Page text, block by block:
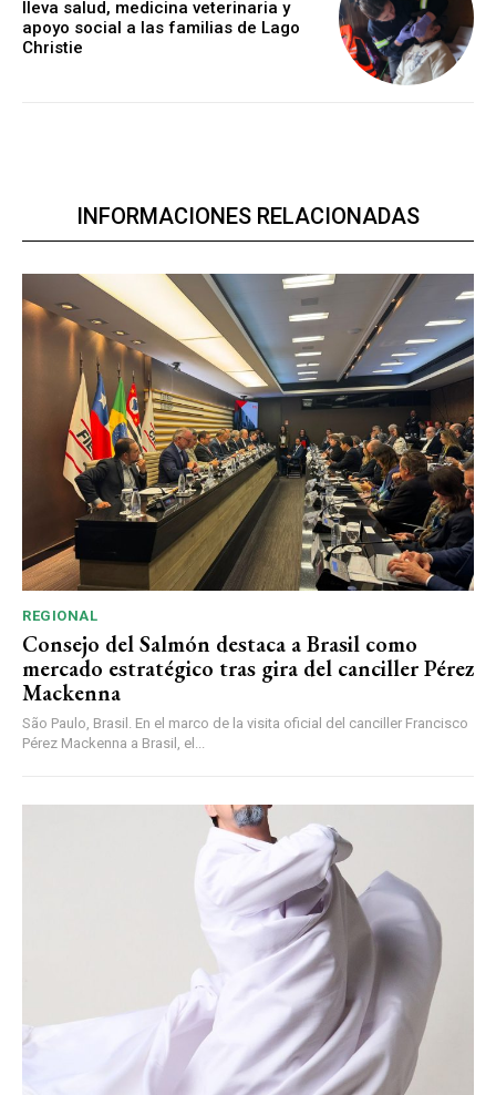
lleva salud, medicina veterinaria y
apoyo social a las familias de Lago
Christie
INFORMACIONES RELACIONADAS
REGIONAL
Consejo del Salmón destaca a Brasil como
mercado estratégico tras gira del canciller Pérez
Mackenna
São Paulo, Brasil. En el marco de la visita oficial del canciller Francisco
Pérez Mackenna a Brasil, el...